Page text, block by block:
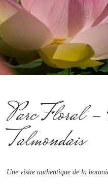
Parc Floral
Talmondais
Une visite authentique de la